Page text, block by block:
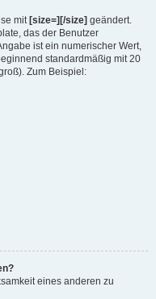
mit [size=][/size] geändert.
das der Benutzer
ist ein numerischer Wert,
standardmäßig mit 20
Zum Beispiel:
eines anderen zu